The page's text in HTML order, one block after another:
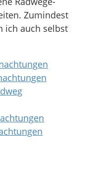
Zumindest
ich auch selbst